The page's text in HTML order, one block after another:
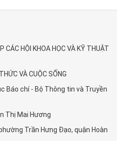
CÁC HỘI KHOA HỌC VÀ KỸ THUẬT
VÀ CUỘC SỐNG
Báo chí - Bộ Thông tin và Truyền
Thị Mai Hương
Trần Hưng Đạo, quận Hoàn